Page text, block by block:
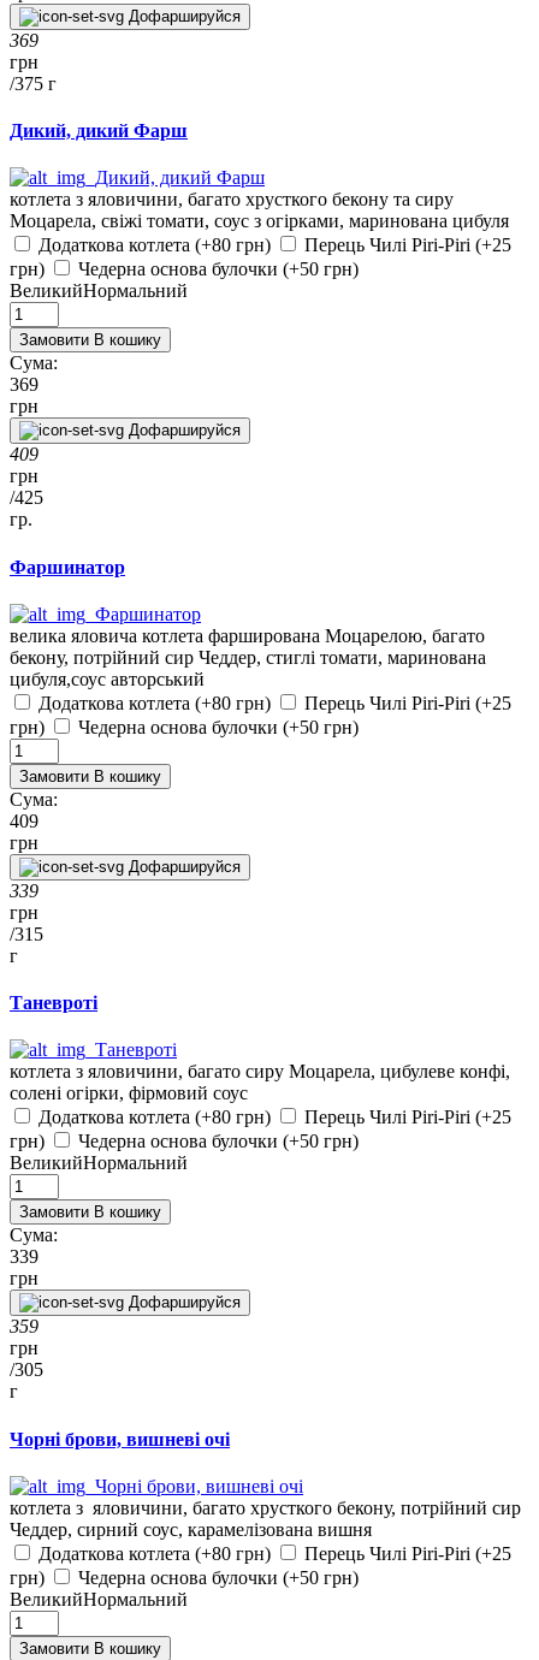
Дофаршируйся
369
грн
/375 г
Дикий, дикий Фарш
котлета з яловичини, багато хрусткого бекону та сиру
Моцарела, свіжі томати, соус з огірками, маринована цибуля
Додаткова котлета (+80 грн)
Перець Чилі Piri-Piri (+25
грн)
Чедерна основа булочки (+50 грн)
ВеликийНормальний
Замовити В кошику
Сума:
369
грн
Дофаршируйся
409
грн
/425
гр.
Фаршинатор
велика яловича котлета фарширована Моцарелою, багато
бекону, потрійний сир Чеддер, стиглі томати, маринована
цибуля,соус авторський
Додаткова котлета (+80 грн)
Перець Чилі Piri-Piri (+25
грн)
Чедерна основа булочки (+50 грн)
Замовити В кошику
Сума:
409
грн
Дофаршируйся
339
грн
/315
г
Таневроті
котлета з яловичини, багато сиру Моцарела, цибулеве конфі,
солені огірки, фірмовий соус
Додаткова котлета (+80 грн)
Перець Чилі Piri-Piri (+25
грн)
Чедерна основа булочки (+50 грн)
ВеликийНормальний
Замовити В кошику
Сума:
339
грн
Дофаршируйся
359
грн
/305
г
Чорні брови, вишневі очі
котлета з яловичини, багато хрусткого бекону, потрійний сир
Чеддер, сирний соус, карамелізована вишня
Додаткова котлета (+80 грн)
Перець Чилі Piri-Piri (+25
грн)
Чедерна основа булочки (+50 грн)
ВеликийНормальний
Замовити В кошику